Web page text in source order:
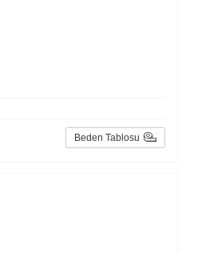
Beden Tablosu